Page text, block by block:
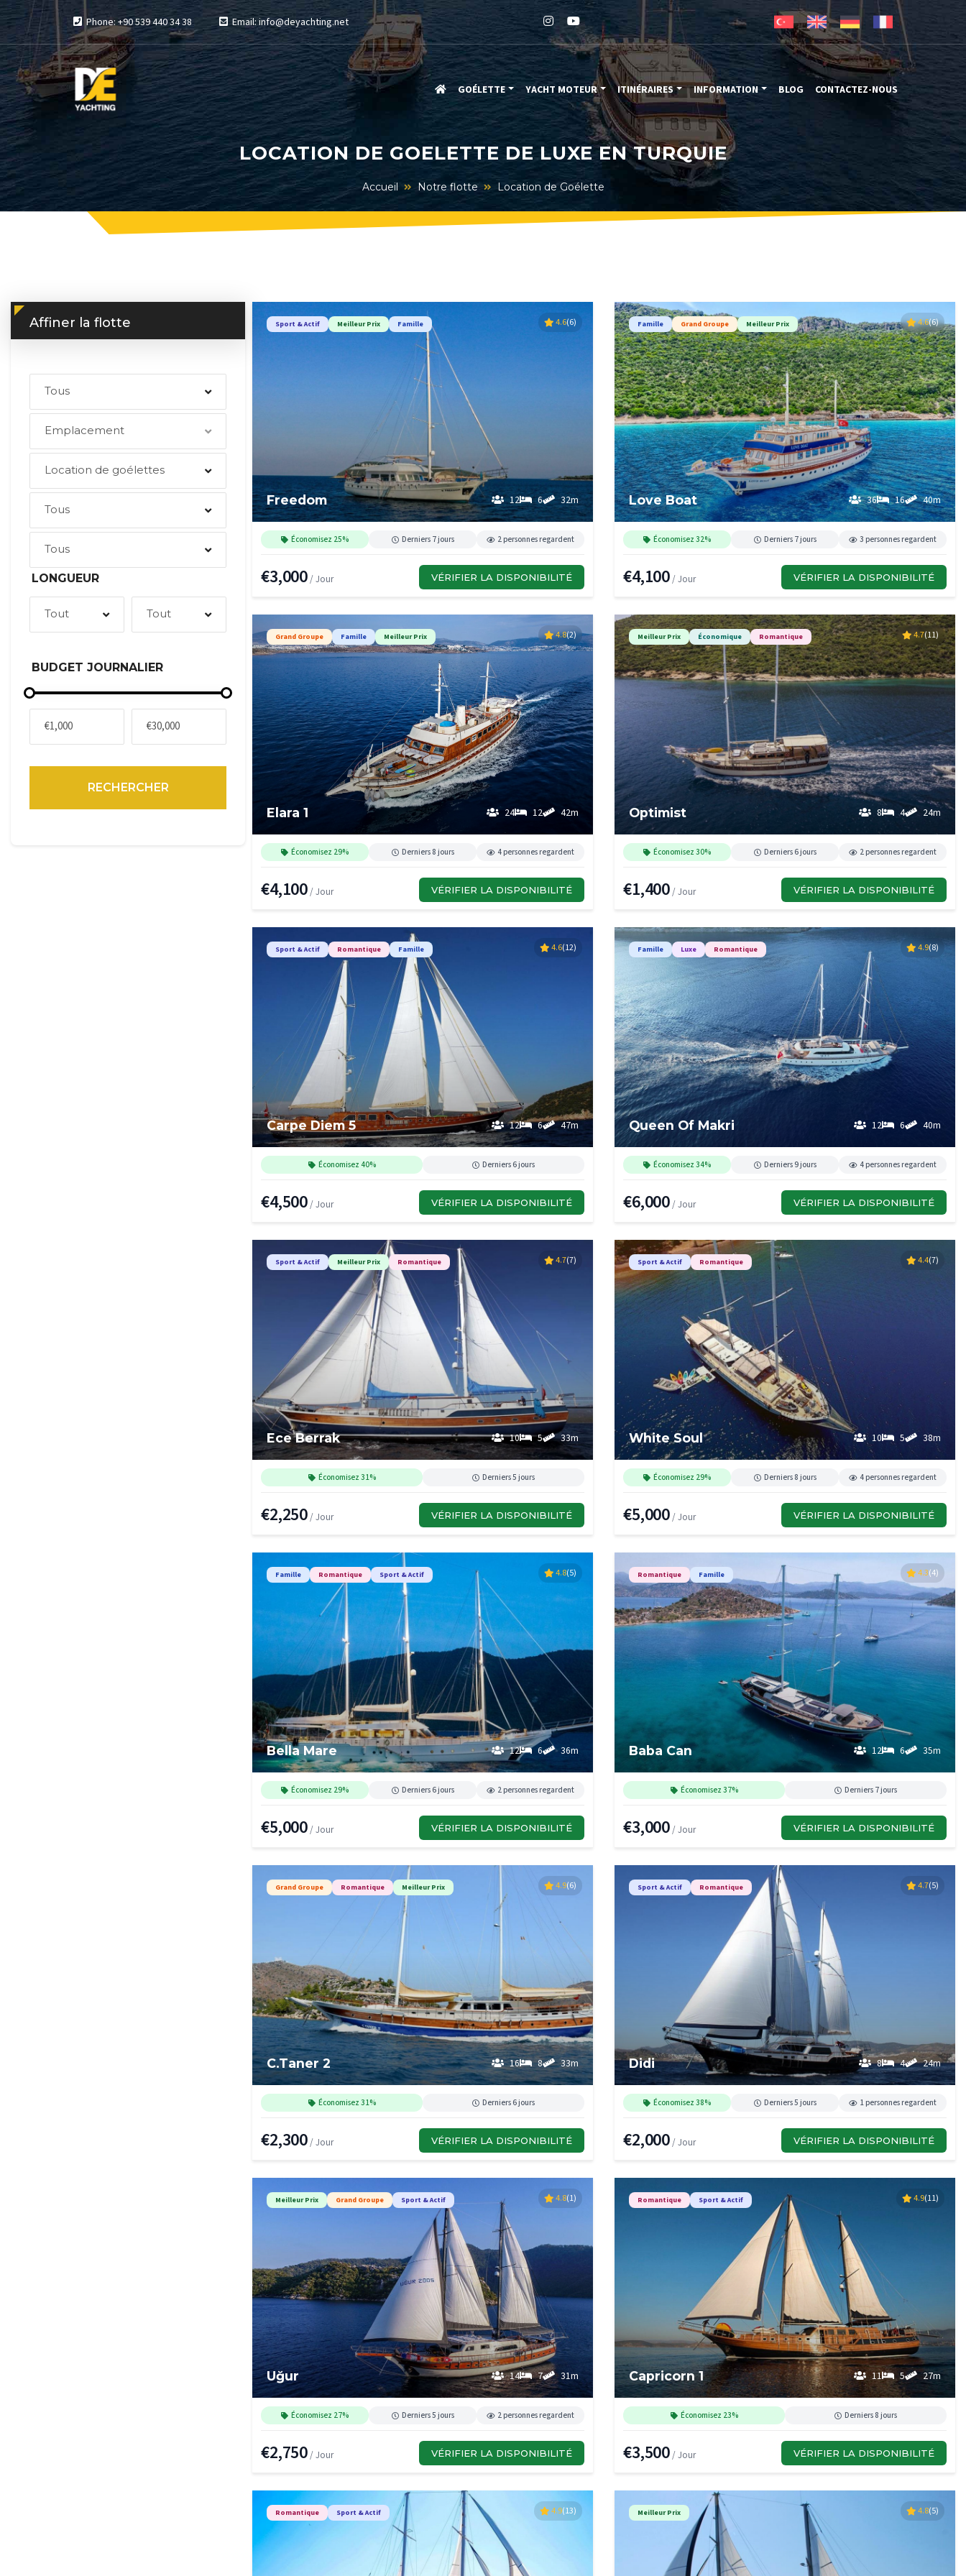
Phone: +90 539 440 34 38 Email: info@deyachting.net
GOÉLETTE YACHT MOTEUR ITINÉRAIRES INFORMATION BLOG CONTACTEZ-NOUS
LOCATION DE GOELETTE DE LUXE EN TURQUIE
Accueil Notre flotte Location de Goélette
Affiner la flotte
Tous
Emplacement
Location de goélettes
Tous
Tous
LONGUEUR
Tout Tout
BUDGET JOURNALIER
RECHERCHER
Sport & Actif Meilleur Prix Famille
Freedom 12 6 32m
4.6(6)
Économisez 25% Derniers 7 jours 2 personnes regardent
€3,000 / Jour VÉRIFIER LA DISPONIBILITÉ
Famille Grand Groupe Meilleur Prix
Love Boat 36 16 40m
4.6(6)
Économisez 32% Derniers 7 jours 3 personnes regardent
€4,100 / Jour VÉRIFIER LA DISPONIBILITÉ
Grand Groupe Famille Meilleur Prix
Elara 1 24 12 42m
4.8(2)
Économisez 29% Derniers 8 jours 4 personnes regardent
€4,100 / Jour VÉRIFIER LA DISPONIBILITÉ
Meilleur Prix Économique Romantique
Optimist 8 4 24m
4.7(11)
Économisez 30% Derniers 6 jours 2 personnes regardent
€1,400 / Jour VÉRIFIER LA DISPONIBILITÉ
Sport & Actif Romantique Famille
Carpe Diem 5 12 6 47m
4.6(12)
Économisez 40% Derniers 6 jours
€4,500 / Jour VÉRIFIER LA DISPONIBILITÉ
Famille Luxe Romantique
Queen Of Makri 12 6 40m
4.9(8)
Économisez 34% Derniers 9 jours 4 personnes regardent
€6,000 / Jour VÉRIFIER LA DISPONIBILITÉ
Sport & Actif Meilleur Prix Romantique
Ece Berrak 10 5 33m
4.7(7)
Économisez 31% Derniers 5 jours
€2,250 / Jour VÉRIFIER LA DISPONIBILITÉ
Sport & Actif Romantique
White Soul 10 5 38m
4.4(7)
Économisez 29% Derniers 8 jours 4 personnes regardent
€5,000 / Jour VÉRIFIER LA DISPONIBILITÉ
Famille Romantique Sport & Actif
Bella Mare 12 6 36m
4.8(5)
Économisez 29% Derniers 6 jours 2 personnes regardent
€5,000 / Jour VÉRIFIER LA DISPONIBILITÉ
Romantique Famille
Baba Can 12 6 35m
4.3(4)
Économisez 37% Derniers 7 jours
€3,000 / Jour VÉRIFIER LA DISPONIBILITÉ
Grand Groupe Romantique Meilleur Prix
C.Taner 2 16 8 33m
4.9(6)
Économisez 31% Derniers 6 jours
€2,300 / Jour VÉRIFIER LA DISPONIBILITÉ
Sport & Actif Romantique
Didi 8 4 24m
4.7(5)
Économisez 38% Derniers 5 jours 1 personnes regardent
€2,000 / Jour VÉRIFIER LA DISPONIBILITÉ
Meilleur Prix Grand Groupe Sport & Actif
Uğur 14 7 31m
4.8(1)
Économisez 27% Derniers 5 jours 2 personnes regardent
€2,750 / Jour VÉRIFIER LA DISPONIBILITÉ
Romantique Sport & Actif
Capricorn 1 11 5 27m
4.9(11)
Économisez 23% Derniers 8 jours
€3,500 / Jour VÉRIFIER LA DISPONIBILITÉ
Romantique Sport & Actif 4.9(13) Meilleur Prix 4.8(5)